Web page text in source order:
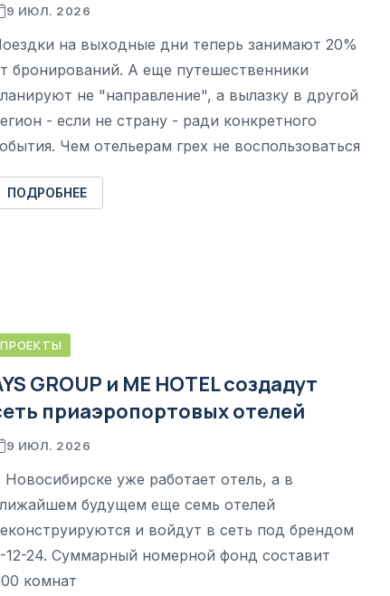
9 ИЮЛ. 2026
на выходные дни теперь занимают 20%
бронирований. А еще путешественники
не "направление", а вылазку в другой
- если не страну - ради конкретного
Чем отельерам грех не воспользоваться
ПОДРОБНЕЕ
ПРОЕКТЫ
GROUP и ME HOTEL создадут
приаэропортовых отелей
9 ИЮЛ. 2026
Новосибирске уже работает отель, а в
будущем еще семь отелей
и войдут в сеть под брендом
12-24. Суммарный номерной фонд составит
комнат